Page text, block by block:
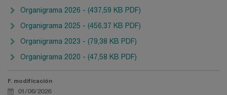
Organigrama 2026 - (437,59 KB PDF)
Organigrama 2025 - (456,37 KB PDF)
Organigrama 2023 - (79,38 KB PDF)
Organigrama 2020 - (47,58 KB PDF)
F. modificación
01/06/2026